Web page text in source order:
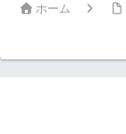
ホーム